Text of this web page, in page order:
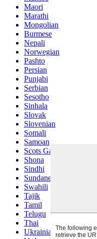
Maori
Marathi
Mongolian
Burmese
Nepali
Norwegian
Pashto
Persian
Punjabi
Serbian
Sesotho
Sinhala
Slovak
Slovenian
Somali
Samoan
Scots Gaelic
Shona
Sindhi
Sundanese
Swahili
Tajik
Tamil
Telugu
Thai
Ukrainian